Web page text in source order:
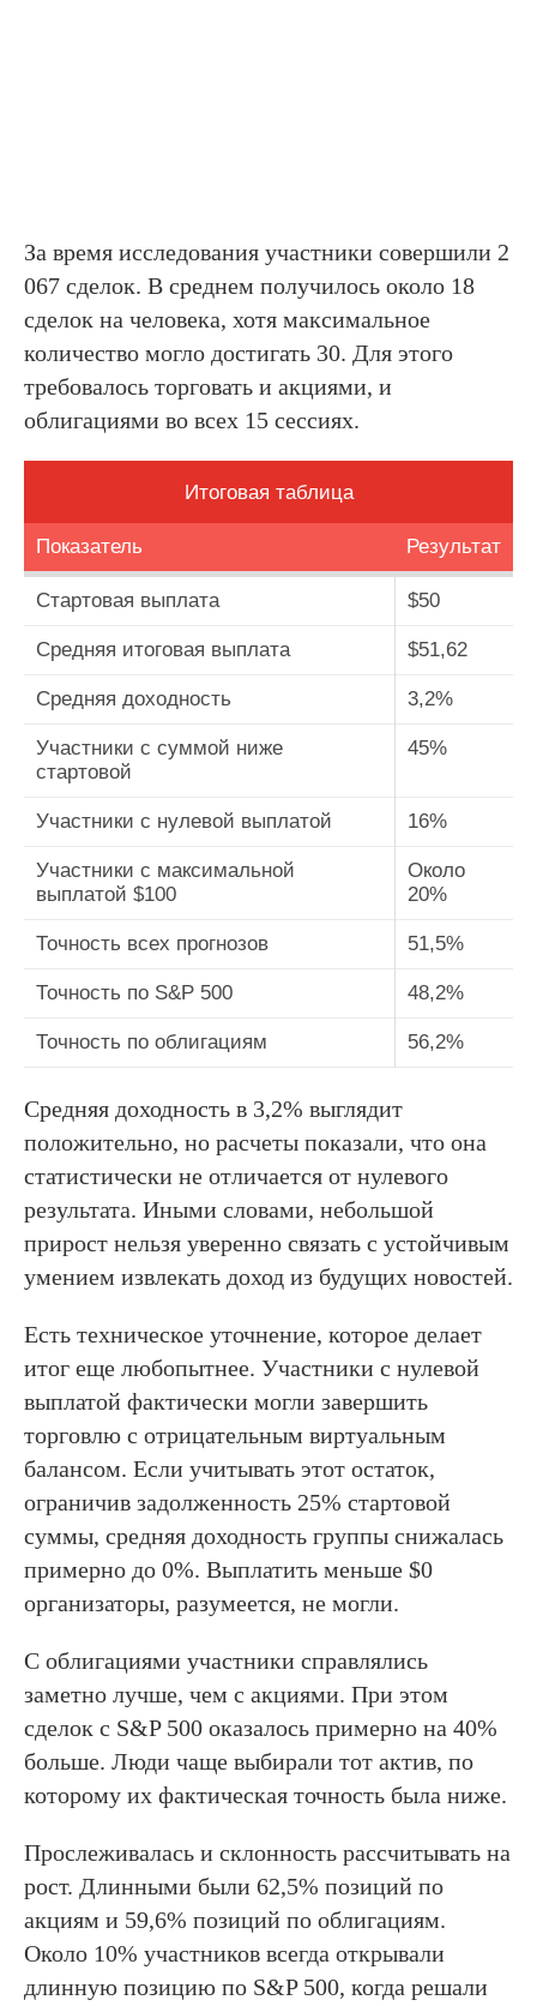
За время исследования участники совершили 2
067 сделок. В среднем получилось около 18
сделок на человека, хотя максимальное
количество могло достигать 30. Для этого
требовалось торговать и акциями, и
облигациями во всех 15 сессиях.
Итоговая таблица
Показатель Результат
Стартовая выплата $50
Средняя итоговая выплата $51,62
Средняя доходность 3,2%
Участники с суммой ниже
стартовой
45%
Участники с нулевой выплатой 16%
Участники с максимальной
выплатой $100
Около
20%
Точность всех прогнозов 51,5%
Точность по S&P 500 48,2%
Точность по облигациям 56,2%
Средняя доходность в 3,2% выглядит
положительно, но расчеты показали, что она
статистически не отличается от нулевого
результата. Иными словами, небольшой
прирост нельзя уверенно связать с устойчивым
умением извлекать доход из будущих новостей.
Есть техническое уточнение, которое делает
итог еще любопытнее. Участники с нулевой
выплатой фактически могли завершить
торговлю с отрицательным виртуальным
балансом. Если учитывать этот остаток,
ограничив задолженность 25% стартовой
суммы, средняя доходность группы снижалась
примерно до 0%. Выплатить меньше $0
организаторы, разумеется, не могли.
С облигациями участники справлялись
заметно лучше, чем с акциями. При этом
сделок с S&P 500 оказалось примерно на 40%
больше. Люди чаще выбирали тот актив, по
которому их фактическая точность была ниже.
Прослеживалась и склонность рассчитывать на
рост. Длинными были 62,5% позиций по
акциям и 59,6% позиций по облигациям.
Около 10% участников всегда открывали
длинную позицию по S&P 500, когда решали